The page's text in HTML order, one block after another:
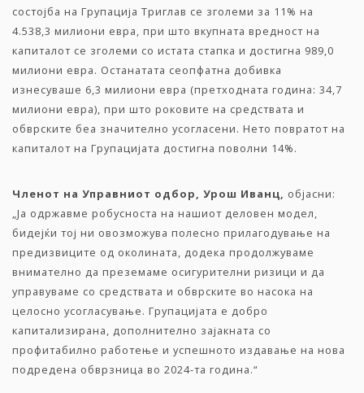
состојба на Групација Триглав се зголеми за 11% на
4.538,3 милиони евра, при што вкупната вредност на
капиталот се зголеми со истата стапка и достигна 989,0
милиони евра. Останатата сеопфатна добивка
изнесуваше 6,3 милиони евра (претходната година: 34,7
милиони евра), при што роковите на средствата и
обврските беа значително усогласени. Нето повратот на
капиталот на Групацијата достигна поволни 14%.
Членот на Управниот одбор, Урош Иванц, објасни:
„Ја одржавме робусноста на нашиот деловен модел,
бидејќи тој ни овозможува полесно прилагодување на
предизвиците од околината, додека продолжуваме
внимателно да преземаме осигурителни ризици и да
управуваме со средствата и обврските во насока на
целосно усогласување. Групацијата е добро
капитализирана, дополнително зајакната со
профитабилно работење и успешното издавање на нова
подредена обврзница во 2024-та година.“